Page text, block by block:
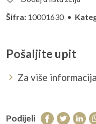
Šifra: 10001630 •
Pošaljite upit
Za više
Podijeli